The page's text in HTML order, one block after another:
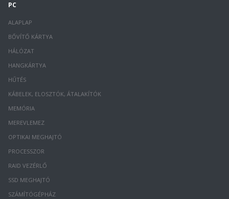
PC
ALAPLAP
BŐVÍTŐ KÁRTYA
HÁLÓZAT
HANGKÁRTYA
HŰTÉS
KÁBELEK, ELOSZTÓK, ÁTALAKÍTÓK
MEMÓRIA
MEREVLEMEZ
OPTIKAI MEGHAJTÓ
PROCESSZOR
RAID VEZÉRLŐ
SSD MEGHAJTÓ
SZÁMÍTÓGÉPHÁZ